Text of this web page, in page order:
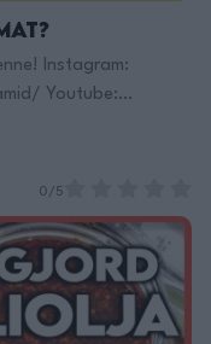
Instagram:
Youtube:
på TikTok:
filippoon/ För
cou…
0/5